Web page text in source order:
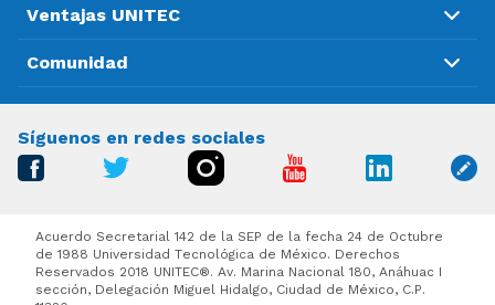
Ventajas UNITEC
Comunidad
Síguenos en redes sociales
Acuerdo Secretarial 142 de la SEP de la fecha 24 de Octubre
de 1988 Universidad Tecnológica de México. Derechos
Reservados 2018 UNITEC®. Av. Marina Nacional 180, Anáhuac I
sección, Delegación Miguel Hidalgo, Ciudad de México, C.P.